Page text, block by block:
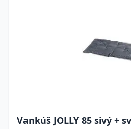
Vankúš JOLLY 85 sivý +